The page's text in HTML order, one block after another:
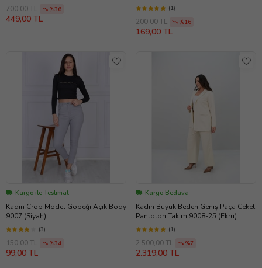
700,00 TL
%36
449,00 TL
(1)
200,00 TL %16
169,00 TL
Kargo ile Teslimat
Kadın Crop Model Göbeği Açık Body
9007 (Siyah)
(3)
150,00 TL %34
99,00 TL
Kargo Bedava
Kadın Büyük Beden Geniş Paça Ceket
Pantolon Takım 9008-25 (Ekru)
(1)
2.500,00 TL %7
2.319,00 TL